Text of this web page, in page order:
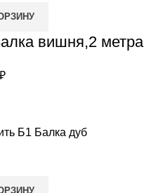
вишня,2 метра
₽